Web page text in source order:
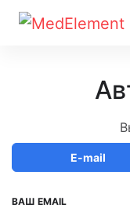
E-mail
ВАШ EMAIL